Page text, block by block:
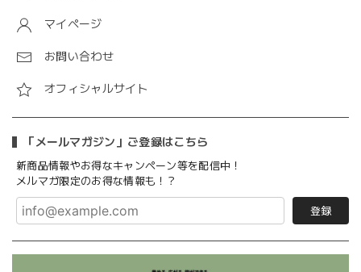
マイページ
お問い合わせ
オフィシャルサイト
「メールマガジン」ご登録はこちら
新商品情報やお得なキャンペーン等を配信中！
メルマガ限定のお得な情報も！？
登録